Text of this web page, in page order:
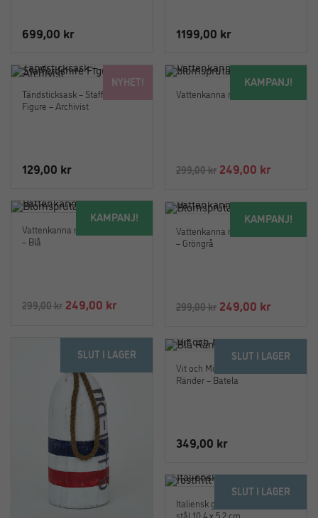
699,00 kr 1199,00 kr
NYHET!
Tändsticksask – Staffordshire
Figure – Archivist
129,00 kr
KAMPANJ!
Vattenkanna med blomspruta
299,00kr Det
priset
299,00 kr.
249,00 krDet
priset
är:
249,00
KAMPANJ!
Vattenkanna med Blomspruta
– Blå
299,00kr Det
priset
var:
299,00 kr.
249,00 krDet
priset
är:
249,00 kr.
KAMPANJ!
Vattenkanna med Blomspruta
– Gröngrå
299,00kr Det
priset
var:
299,00 kr.
249,00 krDet
priset
är:
249,00
SLUT I LAGER SLUT I LAGER
Vit och Mörkblå Boj med Blå
Ränder – Batela
349,00 kr
SLUT I LAGER
Italiensk glasskupa i rostfritt
stål 10,4 x 5,2 cm